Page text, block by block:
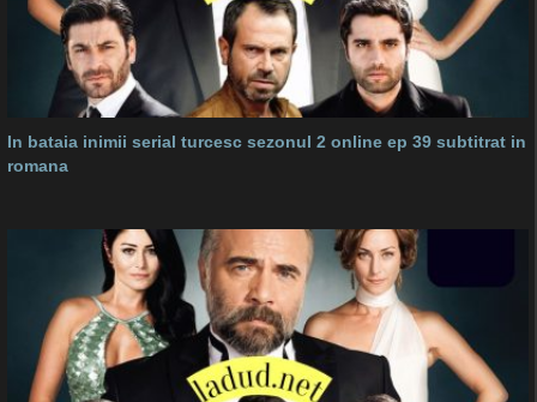
In bataia inimii serial turcesc sezonul 2 online ep 39 subtitrat in
romana